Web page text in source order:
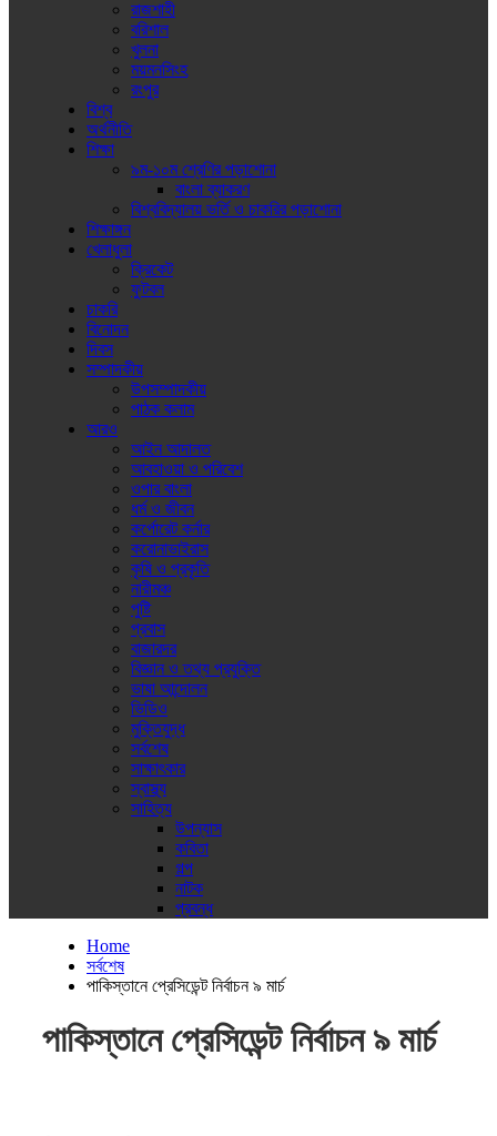
রাজশাহী
বরিশাল
খুলনা
ময়মনসিংহ
রংপুর
বিশ্ব
অর্থনীতি
শিক্ষা
৯ম-১০ম শ্রেণির পড়াশোনা
বাংলা ব্যাকরণ
বিশ্ববিদ্যালয় ভর্তি ও চাকরির পড়াশোনা
শিক্ষাঙ্গন
খেলাধুলা
ক্রিকেট
ফুটবল
চাকরি
বিনোদন
দিবস
সম্পাদকীয়
উপসম্পাদকীয়
পাঠক কলাম
আরও
আইন আদালত
আবহাওয়া ও পরিবেশ
ওপার বাংলা
ধর্ম ও জীবন
কর্পোরেট কর্নার
করোনাভাইরাস
কৃষি ও প্রকৃতি
নারীমঞ্চ
পুষ্টি
প্রবাস
বাজারদর
বিজ্ঞান ও তথ্য প্রযুক্তি
ভাষা আন্দোলন
ভিডিও
মুক্তিযুদ্ধ
সর্বশেষ
সাক্ষাৎকার
স্বাস্থ্য
সাহিত্য
উপন্যাস
কবিতা
গল্প
নাটক
প্রবন্ধ
Home
সর্বশেষ
পাকিস্তানে প্রেসিডেন্ট নির্বাচন ৯ মার্চ
পাকিস্তানে প্রেসিডেন্ট নির্বাচন ৯ মার্চ